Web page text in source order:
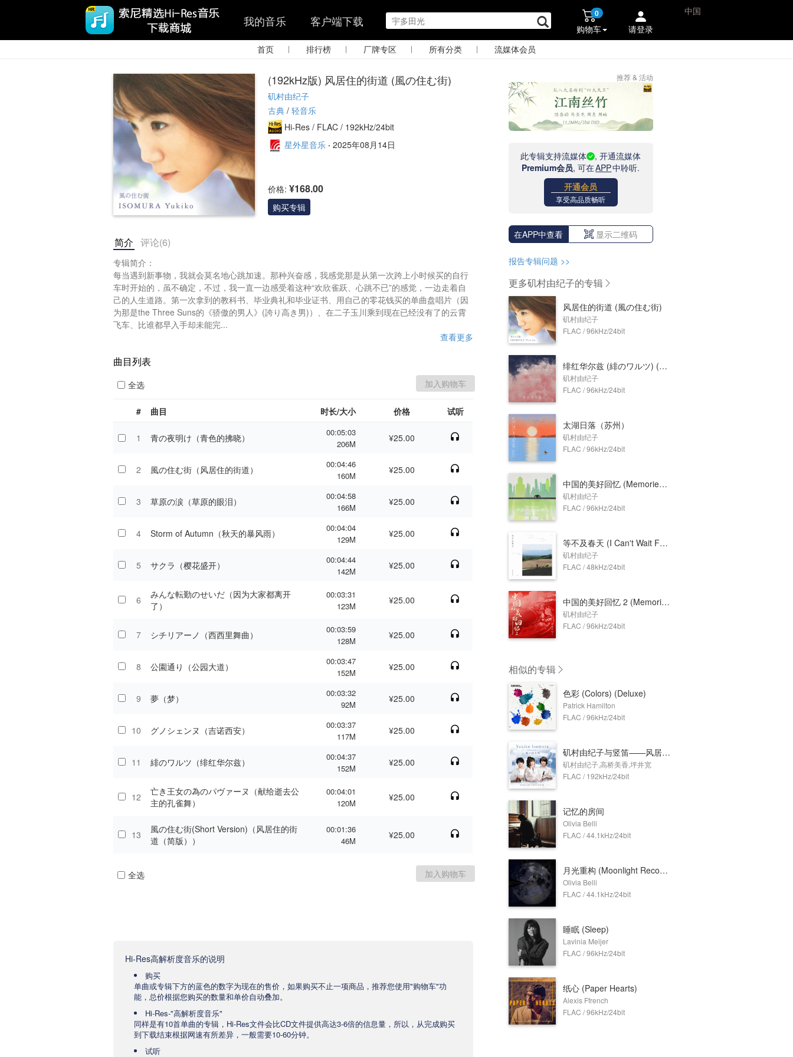
我的音乐 客户端下载 0
购物车 请登录
中国
首页 | 排行榜 | 厂牌专区 | 所有分类 | 流媒体会员
(192kHz版) 风居住的街道 (風の住む街)
矶村由纪子
古典 / 轻音乐
Hi-Res / FLAC / 192kHz/24bit
星外星音乐 · 2025年08月14日
价格: ¥168.00
购买专辑
简介 评论(6)
专辑简介：
每当遇到新事物，我就会莫名地心跳加速。那种兴奋感，我感觉那是从第一次跨上小时候买的自行
车时开始的，虽不确定，不过，我一直一边感受着这种“欢欣雀跃、心跳不已”的感觉，一边走着自
己的人生道路。第一次拿到的教科书、毕业典礼和毕业证书、用自己的零花钱买的单曲盘唱片（因
为那是the Three Suns的《骄傲的男人》(誇り高き男)）、在二子玉川乘到现在已经没有了的云霄
飞车、比谁都早入手却未能完...
查看更多
曲目列表
全选
# 曲目 时长/大小 价格 试听
1 青の夜明け（青色的拂晓）
00:05:03
206M
¥25.00
2 風の住む街（风居住的街道）
00:04:46
160M
¥25.00
3 草原の涙（草原的眼泪）
00:04:58
166M
¥25.00
4 Storm of Autumn（秋天的暴风雨）
00:04:04
129M
¥25.00
5 サクラ（樱花盛开）
00:04:44
142M
¥25.00
6
みんな転勤のせいだ（因为大家都离开
了）
00:03:31
123M
¥25.00
7 シチリアーノ（西西里舞曲）
00:03:59
128M
¥25.00
8 公園通り（公园大道）
00:03:47
152M
¥25.00
9 夢（梦）
00:03:32
92M
¥25.00
10 グノシェンヌ（吉诺西安）
00:03:37
117M
¥25.00
11 緋のワルツ（绯红华尔兹）
00:04:37
152M
¥25.00
12
亡き王女の為のパヴァーヌ（献给逝去公
主的孔雀舞）
00:04:01
120M
¥25.00
13
風の住む街(Short Version)（风居住的街
道（简版））
00:01:36
46M
¥25.00
全选
Hi-Res高解析度音乐的说明
购买
单曲或专辑下方的蓝色的数字为现在的售价，如果购买不止一项商品，推荐您使用"购物车"功
能，总价根据您购买的数量和单价自动叠加。
Hi-Res-"高解析度音乐"
同样是有10首单曲的专辑，Hi-Res文件会比CD文件提供高达3-6倍的信息量，所以，从完成购买
到下载结束根据网速有所差异，一般需要10-60分钟。
试听
推荐 & 活动
此专辑支持流媒体
, 开通流媒体
Premium会员, 可在APP中聆听.
开通会员
享受高品质畅听
在APP中查看 显示二维码
报告专辑问题 >>
更多矶村由纪子的专辑
风居住的街道 (風の住む街)
矶村由纪子
FLAC / 96kHz/24bit
绯红华尔兹 (緋のワルツ) (Chinese Version)
矶村由纪子
FLAC / 96kHz/24bit
太湖日落（苏州）
矶村由纪子
FLAC / 96kHz/24bit
中国的美好回忆 (Memories of China)
矶村由纪子
FLAC / 96kHz/24bit
等不及春天 (I Can't Wait For Spring)
矶村由纪子
FLAC / 48kHz/24bit
中国的美好回忆 2 (Memories of China 2)
矶村由纪子
FLAC / 96kHz/24bit
相似的专辑
色彩 (Colors) (Deluxe)
Patrick Hamilton
FLAC / 96kHz/24bit
矶村由纪子与竖笛——风居住的街道
矶村由纪子,高桥美香,坪井宽
FLAC / 192kHz/24bit
记忆的房间
Olivia Belli
FLAC / 44.1kHz/24bit
月光重构 (Moonlight Recomposed)
Olivia Belli
FLAC / 44.1kHz/24bit
睡眠 (Sleep)
Lavinia Meijer
FLAC / 96kHz/24bit
纸心 (Paper Hearts)
Alexis Ffrench
FLAC / 96kHz/24bit